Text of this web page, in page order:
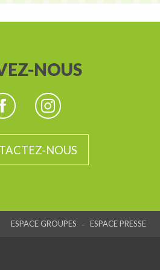
NOUS
NOUS
ESPACE GROUPES - ESPACE PRESSE